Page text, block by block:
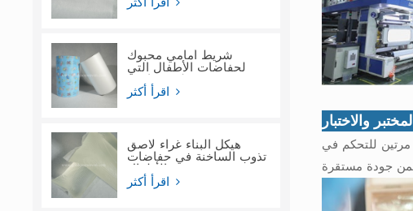
شريط أمامي محبوك
لحفاضات الأطفال التي
تستخدم لمرة واحدة
هيكل البناء غراء لاصق
تذوب الساخنة في حفاضات
الأطفال
والاختبار
مرتين للتحكم في